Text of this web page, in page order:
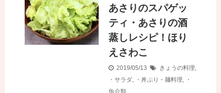
あさりのスパゲッ
ティ・あさりの酒
蒸しレシピ！ほり
えさわこ
2019/05/13 きょうの料理
・サラダ
・丼ぶり・麺料理
・
魚介類